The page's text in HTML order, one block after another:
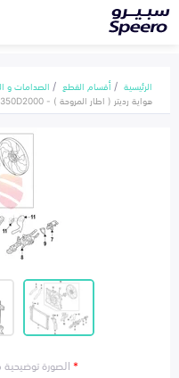
الرئيسية أقسام القطع
الصدامات و
هواية رديتر ( اطار المروحة ) - 25350D2000
*الصورة توضيحية